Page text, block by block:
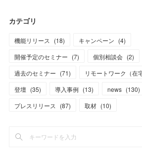
カテゴリ
機能リリース (18) キャンペーン (4)
開催予定のセミナー (7) 個別相談会 (2)
過去のセミナー (71) リモートワーク（在
登壇 (35) 導入事例 (13) news (130)
プレスリリース (87) 取材 (10)